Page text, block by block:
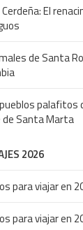
El
de Santa
palafitos
de Santa Marta
2026
para viajar en
para viajar en